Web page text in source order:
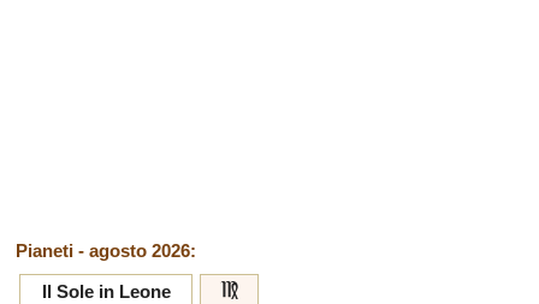
Pianeti - agosto 2026:
Il Sole in Leone
f